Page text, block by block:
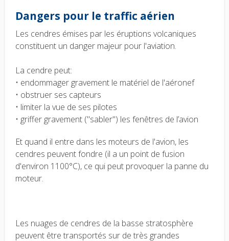
Dangers pour le traffic aérien
Les cendres émises par les éruptions volcaniques
constituent un danger majeur pour l'aviation.
La cendre peut:
• endommager gravement le matériel de l'aéronef
• obstruer ses capteurs
• limiter la vue de ses pilotes
• griffer gravement ("sabler") les fenêtres de l’avion
Et quand il entre dans les moteurs de l'avion, les
cendres peuvent fondre (il a un point de fusion
d'environ 1100°C), ce qui peut provoquer la panne du
moteur.
Les nuages de cendres de la basse stratosphère
peuvent être transportés sur de très grandes